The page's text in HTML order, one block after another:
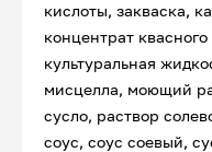
кислоты, закваска,
концентрат
культуральная
мисцелла, моющий
сусло, раствор
соус, соус соевый,